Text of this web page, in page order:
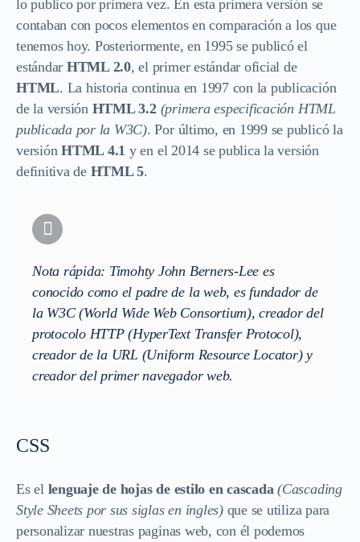
lo publico por primera vez. En esta primera versión se
contaban con pocos elementos en comparación a los que
tenemos hoy. Posteriormente, en 1995 se publicó el
estándar HTML 2.0, el primer estándar oficial de
HTML. La historia continua en 1997 con la publicación
de la versión HTML 3.2 (primera especificación HTML
publicada por la W3C). Por último, en 1999 se publicó la
versiónHTML 4.1 y en el 2014 se publica la versión
definitiva de HTML 5.
Nota rápida: Timohty John Berners-Lee es
conocido como el padre de la web, es fundador de
la W3C (World Wide Web Consortium), creador del
protocolo HTTP (HyperText Transfer Protocol),
creador de la URL (Uniform Resource Locator) y
creador del primer navegador web.
CSS
Es el lenguaje de hojas de estilo en cascada (Cascading
Style Sheets por sus siglas en ingles)que se utiliza para
personalizar nuestras paginas web, con él podemos